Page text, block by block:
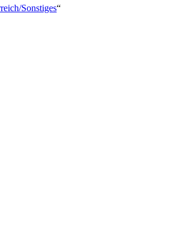
Sonstiges“